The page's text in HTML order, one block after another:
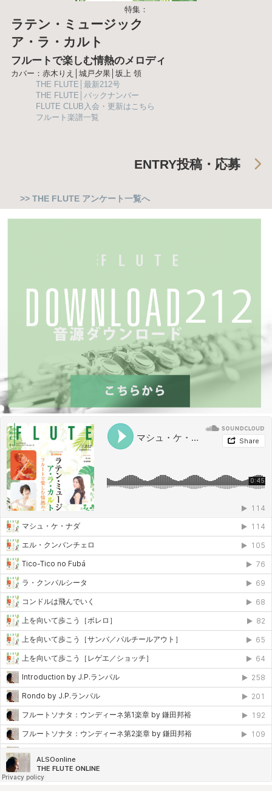
特集：
ラテン・ミュージック
ア・ラ・カルト
フルートで楽しむ情熱のメロディ
カバー：赤木りえ│城戸夕果│坂上 領
THE FLUTE│最新212号
THE FLUTE│バックナンバー
FLUTE CLUB入会・更新はこちら
フルート楽譜一覧
ENTRY投稿・応募
>> THE FLUTE アンケート一覧へ